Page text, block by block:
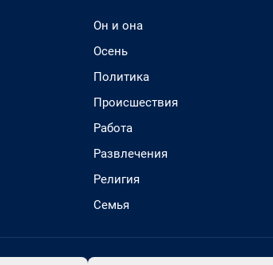
Он и она
Осень
Политика
Происшествия
Работа
Развлечения
Религия
Семья